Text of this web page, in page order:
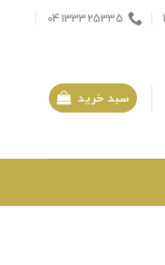
04133325335
سبد خرید